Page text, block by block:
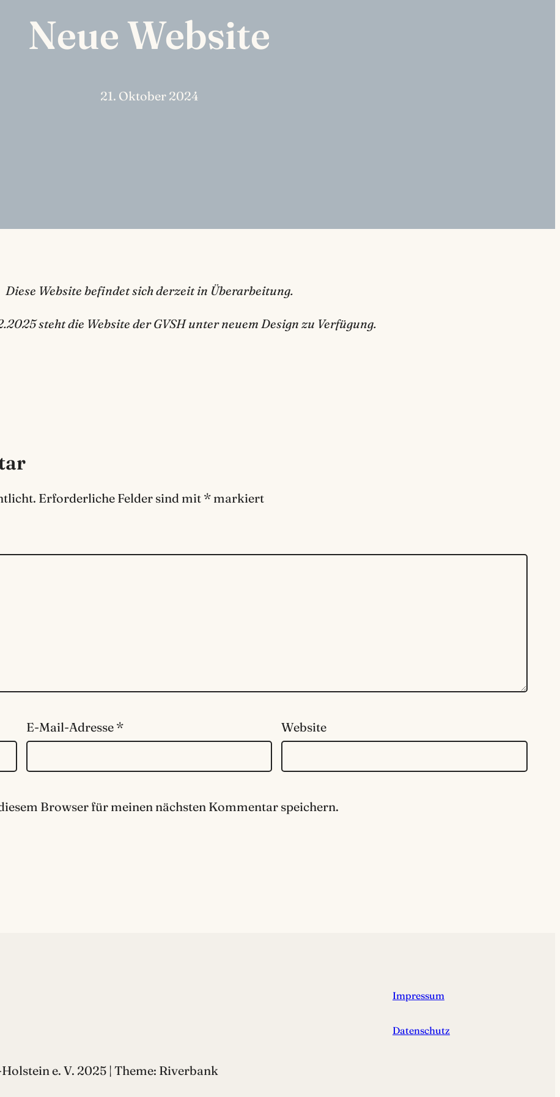
Neue Website
21. Oktober 2024
Diese Website befindet sich derzeit in Überarbeitung.
steht die Website der GVSH unter neuem Design zu Verfügung.
Erforderliche Felder sind mit *markiert
E-Mail-Adresse * Website
Browser für meinen nächsten Kommentar speichern.
Impressum
Datenschutz
e. V. 2025 | Theme: Riverbank